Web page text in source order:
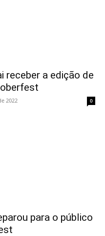
receber a edição de
2022 0
para o público